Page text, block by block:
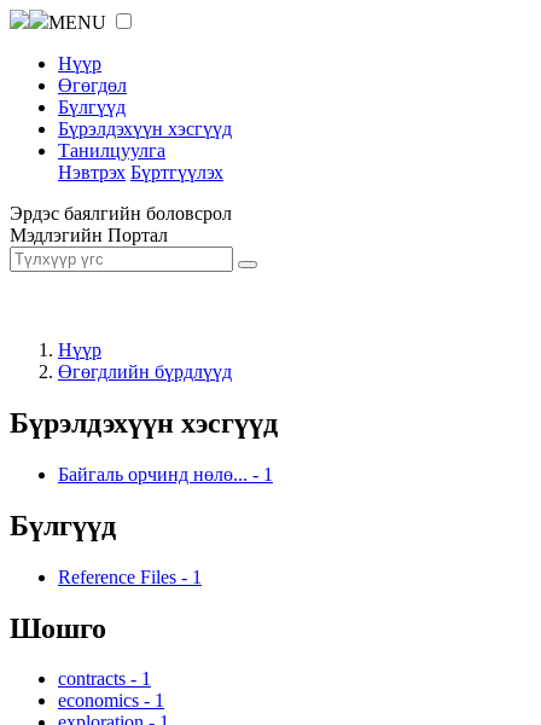
MENU
Нүүр
Өгөгдөл
Бүлгүүд
Бүрэлдэхүүн хэсгүүд
Танилцуулга
Нэвтрэх Бүртгүүлэх
Эрдэс баялгийн боловсрол
Мэдлэгийн Портал
Нүүр
Өгөгдлийн бүрдлүүд
Бүрэлдэхүүн хэсгүүд
Байгаль орчинд нөлө... - 1
Бүлгүүд
Reference Files - 1
Шошго
contracts - 1
economics - 1